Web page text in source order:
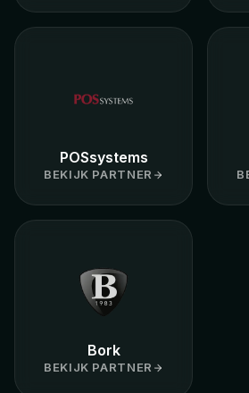
POSsystems
BEKIJK PARTNER
Bork
BEKIJK PARTNER